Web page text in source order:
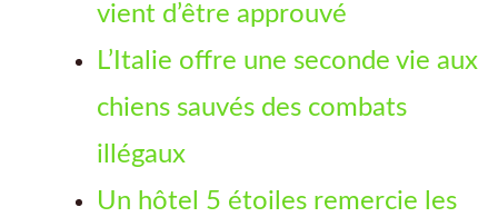
vient d’être approuvé
L’Italie offre une seconde vie aux
chiens sauvés des combats
illégaux
Un hôtel 5 étoiles remercie les